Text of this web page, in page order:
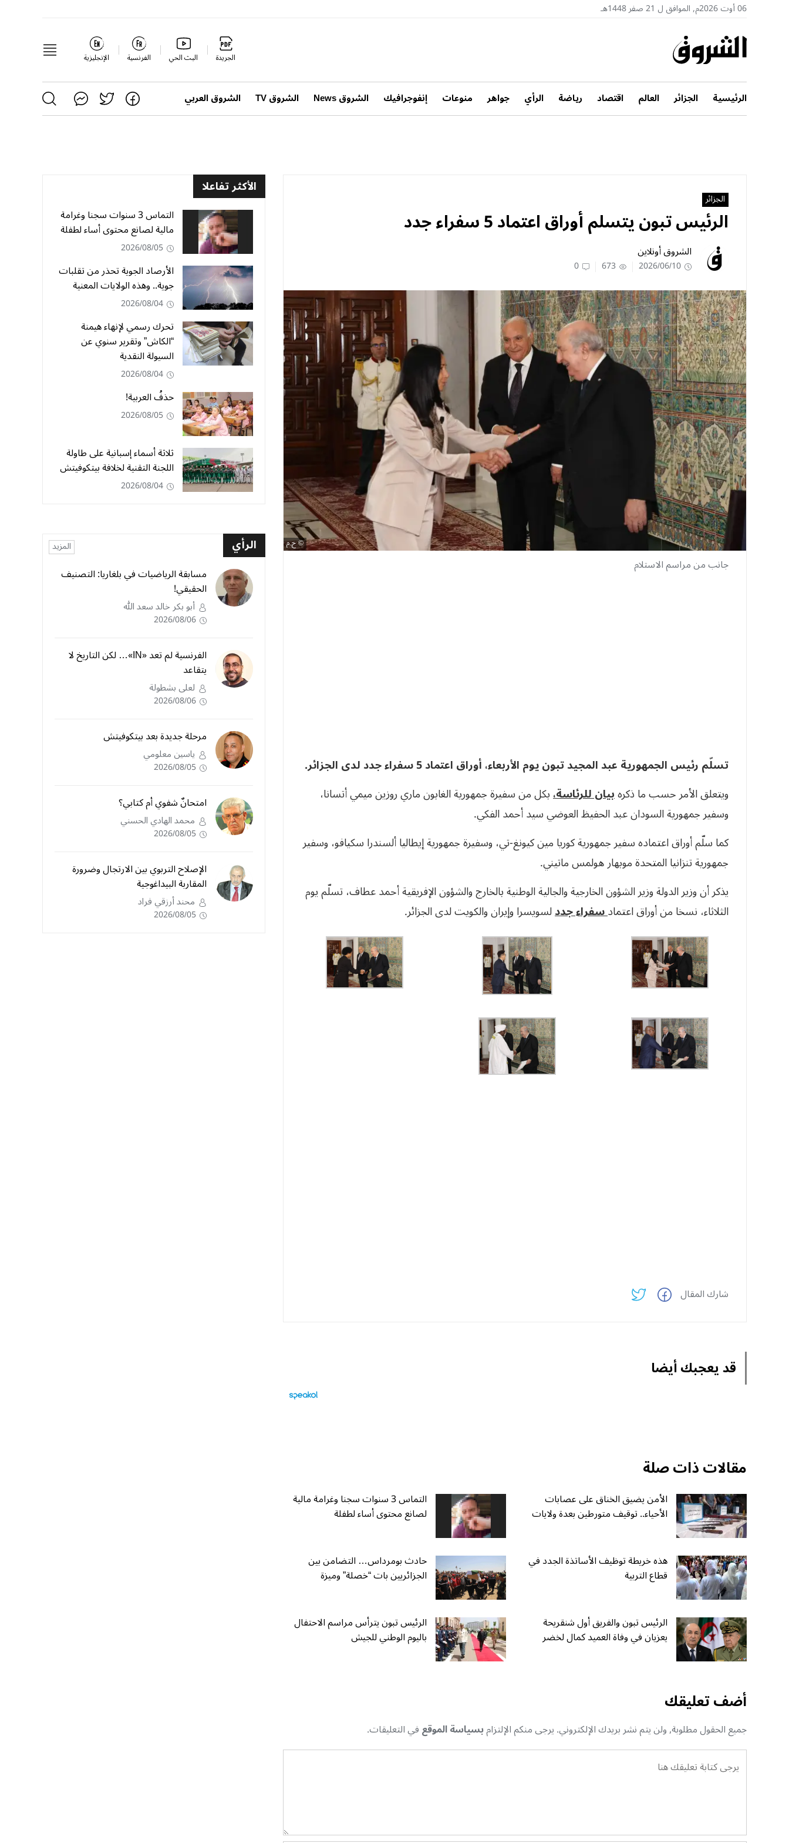
06 أوت 2026م, الموافق ل 21 صفر 1448هـ
الجريدة البث الحي الفرنسية الإنجليزية
الرئيسية الجزائر العالم اقتصاد رياضة الرأي جواهر منوعات إنفوجرافيك الشروق News الشروق TV الشروق العربي
الجزائر
الرئيس تبون يتسلم أوراق اعتماد 5 سفراء جدد
الشروق أونلاين
2026/06/10
673
0
ح.م
جانب من مراسم الاستلام
تسلّم رئيس الجمهورية عبد المجيد تبون يوم الأربعاء، أوراق اعتماد 5 سفراء جدد لدى الجزائر.
ويتعلق الأمر حسب ما ذكرهبيان للرئاسة،بكل من سفيرة جمهوريةالغابونماري روزين ميمي أتسانا،
وسفير جمهوريةالسودانعبد الحفيظ العوضي سيد أحمد الفكي.
كما سلّم أوراق اعتماده سفير جمهوريةكوريامين كيونغ-تي، وسفيرة جمهوريةإيطالياألسندرا سكيافو، وسفير
جمهوريةتنزانياالمتحدة موبهار هولمس ماتيني.
يذكر أن وزير الدولة وزير الشؤون الخارجية والجالية الوطنية بالخارج والشؤون الإفريقية أحمد عطاف، تسلّم يوم
الثلاثاء، نسخا من أوراق اعتمادسفراء جددلسويسرا وإيران والكويت لدى الجزائر.
شارك المقال
قد يعجبك أيضا
مقالات ذات صلة
الأمن يضيق الخناق على عصابات
الأحياء.. توقيف متورطين بعدة ولايات
التماس 3 سنوات سجنا وغرامة مالية
لصانع محتوى أساء لطفلة
هذه خريطة توظيف الأساتذة الجدد في
قطاع التربية
حادث بومرداس… التضامن بين
الجزائريين بات “خصلة” وميزة
الرئيس تبون والفريق أول شنقريحة
يعزيان في وفاة العميد كمال لخضر
الرئيس تبون يترأس مراسم الاحتفال
باليوم الوطني للجيش
أضف تعليقك
جميع الحقول مطلوبة, ولن يتم نشر بريدك الإلكتروني. يرجى منكم الإلتزامبسياسة الموقعفي التعليقات.
الأكثر تفاعلا
التماس 3 سنوات سجنا وغرامة
مالية لصانع محتوى أساء لطفلة
2026/08/05
الأرصاد الجوية تحذر من تقلبات
جوية.. وهذه الولايات المعنية
2026/08/04
تحرك رسمي لإنهاء هيمنة
“الكاش” وتقرير سنوي عن
السيولة النقدية
2026/08/04
حذفُ العربية!
2026/08/05
ثلاثة أسماء إسبانية على طاولة
اللجنة التقنية لخلافة بيتكوفيتش
2026/08/04
الرأي المزيد
مسابقة الرياضيات في بلغاريا: التصنيف
الحقيقي!
أبو بكر خالد سعد الله
2026/08/06
الفرنسية لم تعد «IN»… لكن التاريخ لا
يتقاعد
لعلى بشطولة
2026/08/06
مرحلة جديدة بعد بيتكوفيتش
ياسين معلومي
2026/08/05
امتحانٌ شفوي أم كتابي؟
محمد الهادي الحسني
2026/08/05
الإصلاح التربوي بين الارتجال وضرورة
المقاربة البيداغوجية
محند أرزقي فراد
2026/08/05